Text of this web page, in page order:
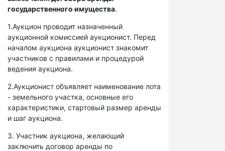
государственного имущества.
1.Аукцион проводит назначенный
аукционной комиссией аукционист. Перед
началом аукциона аукционист знакомит
участников с правилами и процедурой
ведения аукциона.
2.Аукционист объявляет наименование лота
- земельного участка, основные его
характеристики, стартовый размер аренды
и шаг аукциона.
3. Участник аукциона, желающий
заключить договор аренды по